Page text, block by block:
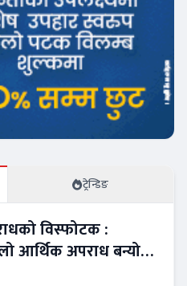
ट्रेन्डिङ
विस्फोटक :
आर्थिक अपराध बन्यो